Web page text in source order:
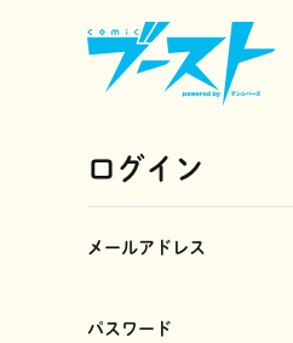
ログイン
メールアドレス
パスワード